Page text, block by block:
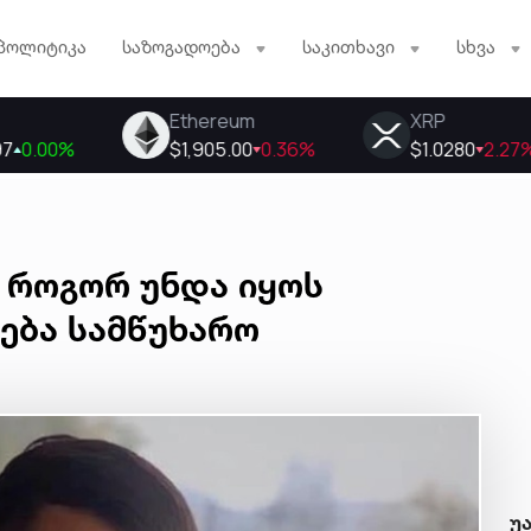
საზოგადოება საკითხავი სხვა
როგორ უნდა იყოს
სამწუხარო